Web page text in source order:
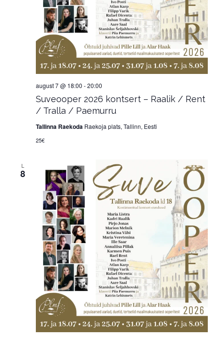
Suveooper 2026 kontsert – Raalik / Rent
/ Tralla / Paemurru
august 7 @ 18:00 -20:00
Tallinna Raekoda Raekoja plats, Tallinn, Eesti
25€
L
8